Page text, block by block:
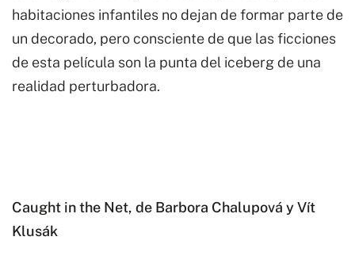
habitaciones infantiles no dejan de formar parte de
un decorado, pero consciente de que las ficciones
de esta película son la punta del iceberg de una
realidad perturbadora.
Caught in the Net, de Barbora Chalupová y Vít
Klusák